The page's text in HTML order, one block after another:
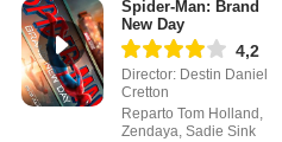
Spider-Man: Brand
New Day
4,2
Director: Destin Daniel
Cretton
Reparto Tom Holland,
Zendaya, Sadie Sink